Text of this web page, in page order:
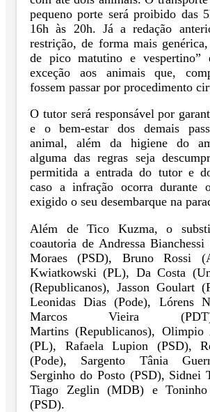
pequeno porte será proibido das
16h às 20h. Já a redação
restrição, de forma mais
de pico matutino e vespertino”
exceção aos animais que,
fossem passar por procedimento
O tutor será responsável por
e o bem-estar dos demais
animal, além da higiene do
alguma das regras seja
permitida a entrada do tutor e
caso a infração ocorra durante
exigido o seu desembarque na
Além de Tico Kuzma, o
coautoria de Andressa
Moraes (PSD), Bruno Rossi
Kwiatkowski (PL), Da Costa
(Republicanos), Jasson Goulart
Leonidas Dias (Pode), Lórens
Marcos Vieira
Martins (Republicanos), Olimpio
(PL), Rafaela Lupion (PSD),
(Pode), Sargento Tânia
Serginho do Posto (PSD), Sidnei
Tiago Zeglin (MDB) e Toninho
(PSD).